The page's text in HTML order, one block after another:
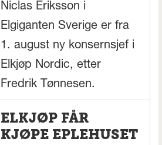
Niclas Eriksson i
Elgiganten Sverige er fra
1. august ny konsernsjef i
Elkjøp Nordic, etter
Fredrik Tønnesen.
ELKJØP FÅR
KJØPE EPLEHUSET